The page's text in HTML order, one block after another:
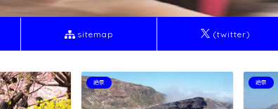
sitemap (twitter)
絶景 絶景